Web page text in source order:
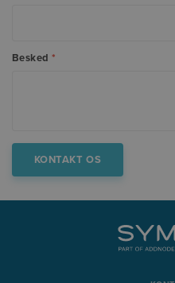
Besked *